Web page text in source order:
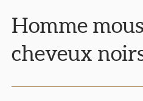
Homme
cheveux